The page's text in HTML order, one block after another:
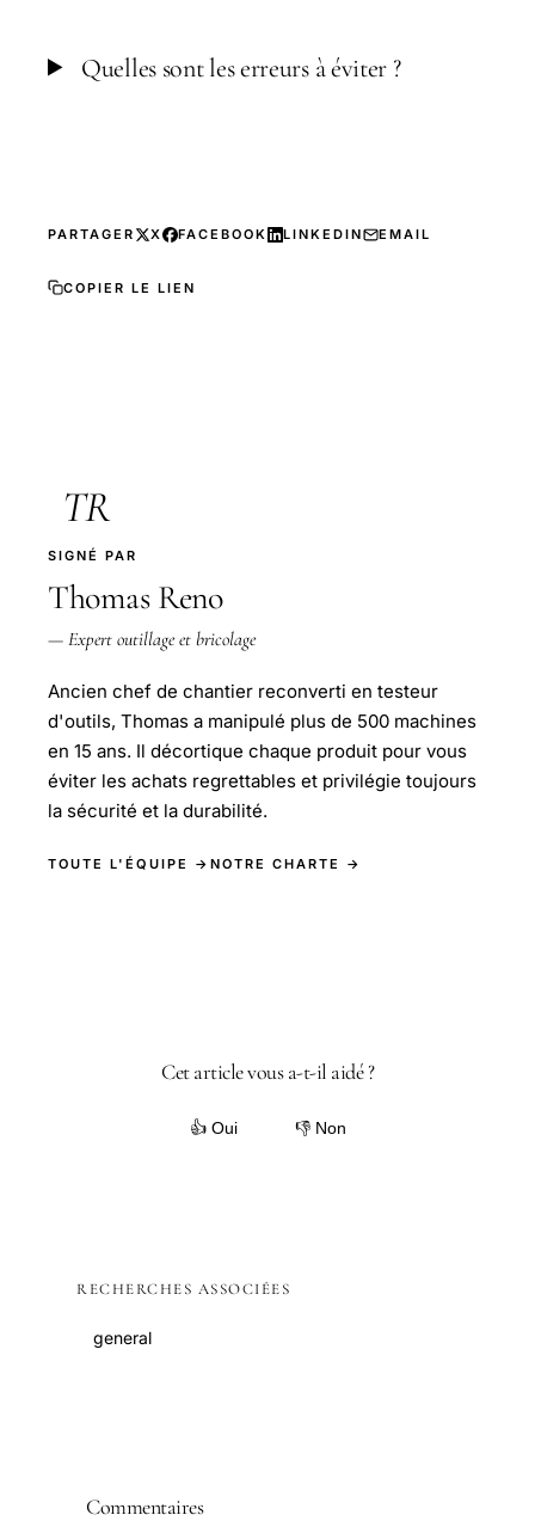
Quelles sont les erreurs à éviter ?
PARTAGER X FACEBOOK LINKEDIN EMAIL
COPIER LE LIEN
TR
SIGNÉ PAR
Thomas Reno
— Expert outillage et bricolage
Ancien chef de chantier reconverti en testeur
d'outils, Thomas a manipulé plus de 500 machines
en 15 ans. Il décortique chaque produit pour vous
éviter les achats regrettables et privilégie toujours
la sécurité et la durabilité.
TOUTE L'ÉQUIPE → NOTRE CHARTE →
Cet article vous a-t-il aidé ?
👍 Oui 👎 Non
RECHERCHES ASSOCIÉES
general
Commentaires